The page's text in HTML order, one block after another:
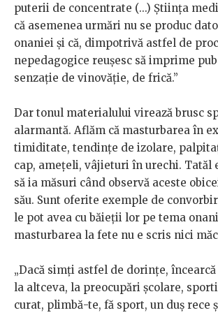
puterii de concentrate (...) Știința
că asemenea urmări nu se produc
onaniei și că, dimpotrivă astfel de
nepedagogice reușesc să imprime
senzație de vinovăție, de frică.”
Dar tonul materialului virează brusc
alarmantă. Aflăm că masturbarea în
timiditate, tendințe de izolare,
cap, amețeli, vâjieturi în urechi. Tatăl
să ia măsuri când observă aceste
său. Sunt oferite exemple de
le pot avea cu băieții lor pe tema
masturbarea la fete nu e scris nici
„Dacă simți astfel de dorințe,
la altceva, la preocupări școlare,
curat, plimbă-te, fă sport, un duș rece